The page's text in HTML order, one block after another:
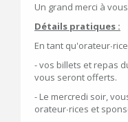
Un grand merci à
Détails pratiques :
En tant
- vos billets et repas
vous seront offerts.
- Le mercredi soir,
orateur∙rices et